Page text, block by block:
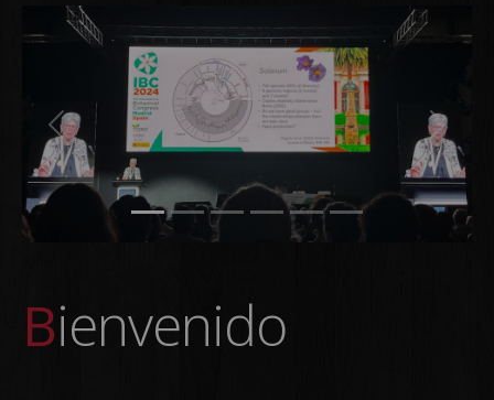
Previous Next
Bienvenido